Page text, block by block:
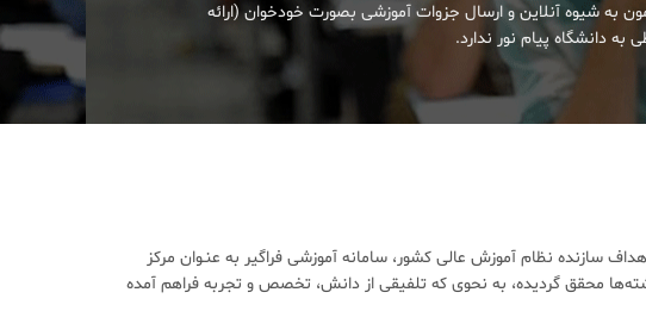
به شیوه آنلاین و ارسال جزوات آموزشی بصورت خودخوان (ارائه
دانشگاه پیام نور ندارد.
سازنده نظام آموزش عالی کشور، سامانه آموزشی فراگیر به عنـوان مرکز
محقق گردیده، به نحوی که تلفیقی از دانش، تخصص و تجربه فراهم آمده